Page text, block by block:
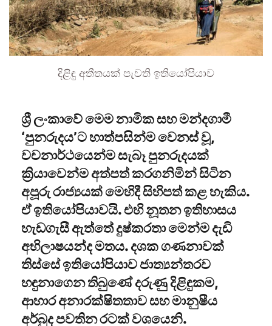
දිළිඳු අතීතයක් පැවති ඉතියෝපියාව
ශ්‍රී ලංකාවේ මෙම නාමික සහ මන්දගාමී
‘පුනරුදය’ට හාත්පසින්ම වෙනස් වූ,
වචනාර්ථයෙන්ම සැබෑ පුනරුදයක්
ක්‍රියාවෙන්ම අත්පත් කරගනිමින් සිටින
අපූරු රාජ්‍යයක් මෙහිදී සිහිපත් කළ හැකිය.
ඒ ඉතියෝපියාවයි. එහි නූතන ඉතිහාසය
හැඩගැසී ඇත්තේ දුෂ්කරතා මෙන්ම දැඩි
අභිලාෂයන්ද මතය. දශක ගණනාවක්
තිස්සේ ඉතියෝපියාව ජාත්‍යන්තරව
හඳුනාගෙන තිබුණේ දරුණු දිළිඳුකම,
ආහාර අනාරක්ෂිතතාව සහ මානුෂීය
අර්බුද පවතින රටක් වශයෙනි.